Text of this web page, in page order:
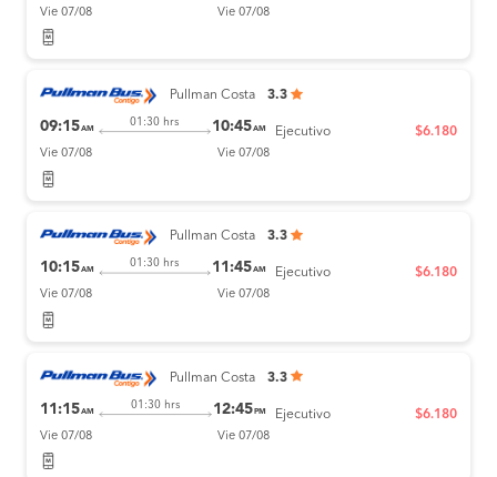
Vie 07/08 Vie 07/08
Pullman Costa 3.3
09:15AM
01:30 hrs 10:45AM
Vie 07/08 Vie 07/08
Ejecutivo $6.180
Pullman Costa 3.3
10:15AM
01:30 hrs 11:45AM
Vie 07/08 Vie 07/08
Ejecutivo $6.180
Pullman Costa 3.3
11:15AM
01:30 hrs 12:45 PM
Vie 07/08 Vie 07/08
Ejecutivo $6.180